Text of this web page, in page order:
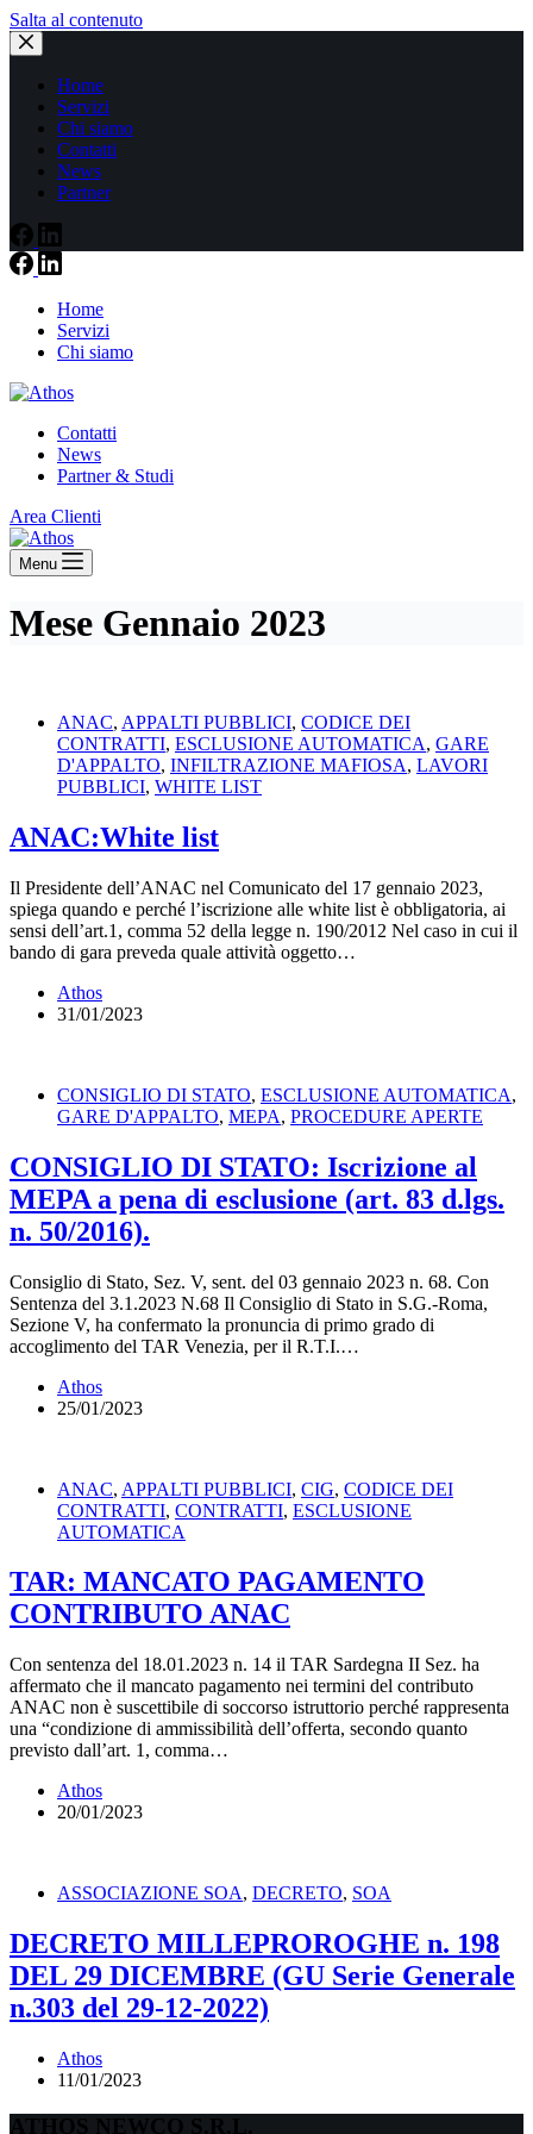
Salta al contenuto
Home
Servizi
Chi siamo
Contatti
News
Partner
Home
Servizi
Chi siamo
Contatti
News
Partner & Studi
Area Clienti
Menu
Mese Gennaio 2023
ANAC, APPALTI PUBBLICI, CODICE DEI
CONTRATTI, ESCLUSIONE AUTOMATICA, GARE
D'APPALTO, INFILTRAZIONE MAFIOSA, LAVORI
PUBBLICI, WHITE LIST
ANAC:White list
Il Presidente dell’ANAC nel Comunicato del 17 gennaio 2023,
spiega quando e perché l’iscrizione alle white list è obbligatoria, ai
sensi dell’art.1, comma 52 della legge n. 190/2012 Nel caso in cui il
bando di gara preveda quale attività oggetto…
Athos
31/01/2023
CONSIGLIO DI STATO, ESCLUSIONE AUTOMATICA,
GARE D'APPALTO, MEPA, PROCEDURE APERTE
CONSIGLIO DI STATO: Iscrizione al
MEPA a pena di esclusione (art. 83 d.lgs.
n. 50/2016).
Consiglio di Stato, Sez. V, sent. del 03 gennaio 2023 n. 68. Con
Sentenza del 3.1.2023 N.68 Il Consiglio di Stato in S.G.-Roma,
Sezione V, ha confermato la pronuncia di primo grado di
accoglimento del TAR Venezia, per il R.T.I.…
Athos
25/01/2023
ANAC, APPALTI PUBBLICI, CIG, CODICE DEI
CONTRATTI, CONTRATTI, ESCLUSIONE
AUTOMATICA
TAR: MANCATO PAGAMENTO
CONTRIBUTO ANAC
Con sentenza del 18.01.2023 n. 14 il TAR Sardegna II Sez. ha
affermato che il mancato pagamento nei termini del contributo
ANAC non è suscettibile di soccorso istruttorio perché rappresenta
una “condizione di ammissibilità dell’offerta, secondo quanto
previsto dall’art. 1, comma…
Athos
20/01/2023
ASSOCIAZIONE SOA, DECRETO, SOA
DECRETO MILLEPROROGHE n. 198
DEL 29 DICEMBRE (GU Serie Generale
n.303 del 29-12-2022)
Athos
11/01/2023
ATHOS NEWCO S.R.L.